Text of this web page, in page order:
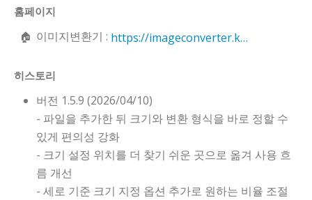
홈페이지
이미지변환기 : https://imageconverter.kilho.net
히스토리
버전 1.5.9 (2026/04/10)
- 파일을 추가한 뒤 크기와 변환 형식을 바로 정할 수
있게 편의성 강화
- 크기 설정 위치를 더 찾기 쉬운 곳으로 옮겨 사용 흐
름 개선
- 세로 기준 크기 지정 옵션 추가로 원하는 비율 조절